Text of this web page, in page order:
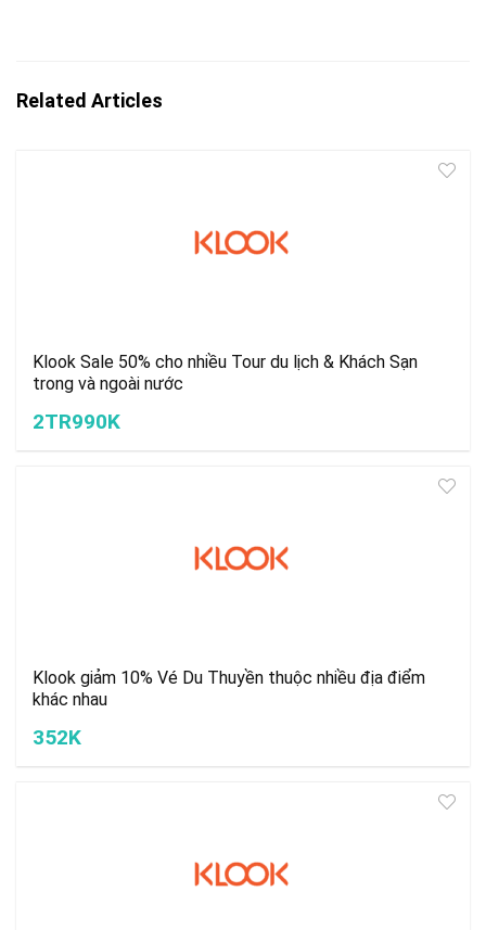
Related Articles
Klook Sale 50% cho nhiều Tour du lịch & Khách Sạn
trong và ngoài nước
2TR990K
Klook giảm 10% Vé Du Thuyền thuộc nhiều địa điểm
khác nhau
352K